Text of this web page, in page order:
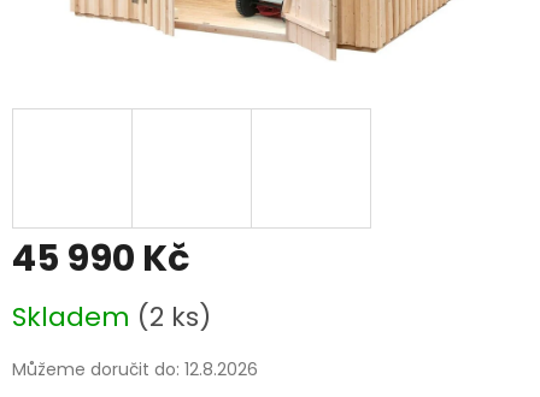
45 990 Kč
cena:
Skladem (2 ks)
Můžeme doručit do: 12.8.2026